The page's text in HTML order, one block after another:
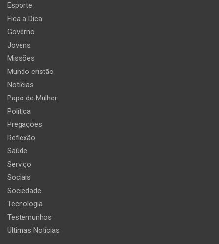
Esporte
Fica a Dica
Governo
Jovens
Missões
Mundo cristão
Notícias
Papo de Mulher
Política
Pregações
Reflexão
Saúde
Serviço
Sociais
Sociedade
Tecnologia
Testemunhos
Ultimas Notícias